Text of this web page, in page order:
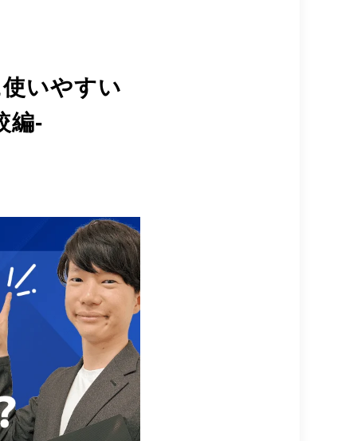
いやすい
編-